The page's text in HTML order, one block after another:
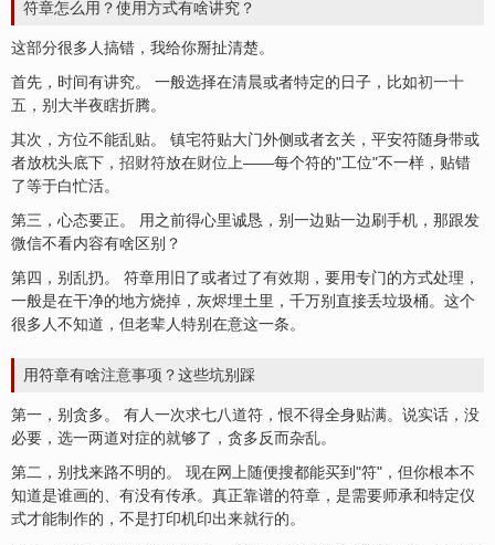
符章怎么用？使用方式有啥讲究？
这部分很多人搞错，我给你掰扯清楚。
首先，时间有讲究。 一般选择在清晨或者特定的日子，比如初一十
五 ，别大半夜瞎折腾。
其次，方位不能乱贴。 镇宅符贴大门外侧或者玄关，平安符随身带或
者放枕头底下， 招财符放在财位上——每个符的"工位"不一样，贴错
了等于白忙活。
第三，心态要正。 用之前得心里诚恳，别一边贴一边刷手机，那跟发
微信不看内容有啥区别？
第四，别乱扔。 符章用旧了或者过了有效期 ，要用专门的方式处理，
一般是在干净的地方烧掉，灰烬埋土里，千万别直接丢垃圾桶。这个
很多人不知道，但老辈人特别在意这一条。
用符章有啥注意事项 ？这些坑别踩
第一，别贪多。 有人一次求七八道符，恨不得全身贴满。说实话，没
必要，选一两道对症的就够了，贪多反而杂乱。
第二，别找来路不明的。 现在网上随便搜都能买到"符"，但你根本不
知道是谁画的、有没有传承。真正靠谱的符章，是需要师承和特定仪
式才能制作的，不是打印机印出来就行的。